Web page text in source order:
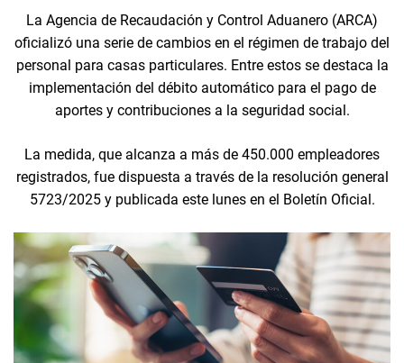
La Agencia de Recaudación y Control Aduanero (ARCA)
oficializó una serie de cambios en el régimen de trabajo del
personal para casas particulares. Entre estos se destaca la
implementación del débito automático para el pago de
aportes y contribuciones a la seguridad social.
La medida, que alcanza a más de 450.000 empleadores
registrados, fue dispuesta a través de la resolución general
5723/2025 y publicada este lunes en el Boletín Oficial.